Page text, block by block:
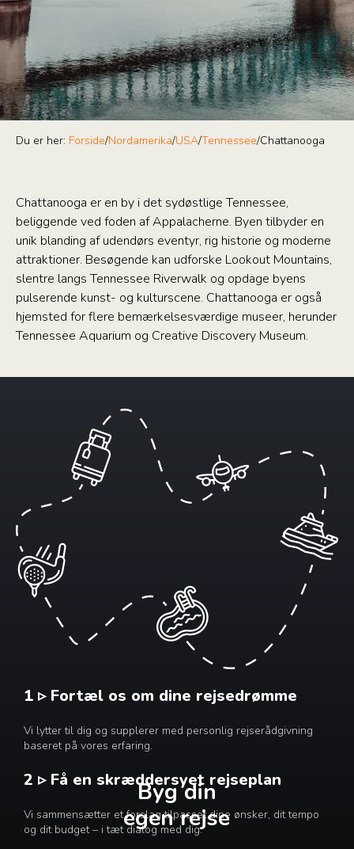
Du er her: Forside/Nordamerika/USA/Tennessee/Chattanooga
Chattanooga er en by i det sydøstlige Tennessee,
beliggende ved foden af Appalacherne. Byen tilbyder en
unik blanding af udendørs eventyr, rig historie og moderne
attraktioner. Besøgende kan udforske Lookout Mountains,
slentre langs Tennessee Riverwalk og opdage byens
pulserende kunst- og kulturscene. Chattanooga er også
hjemsted for flere bemærkelsesværdige museer, herunder
Tennessee Aquarium og Creative Discovery Museum.
Byg din
egen rejse
1 ▹ Fortæl os om dine rejsedrømme
Vi lytter til dig og supplerer med personlig rejserådgivning
baseret på vores erfaring.
2 ▹ Få en skræddersyet rejseplan
Vi sammensætter et forslag tilpasset dine ønsker, dit tempo
og dit budget – i tæt dialog med dig.